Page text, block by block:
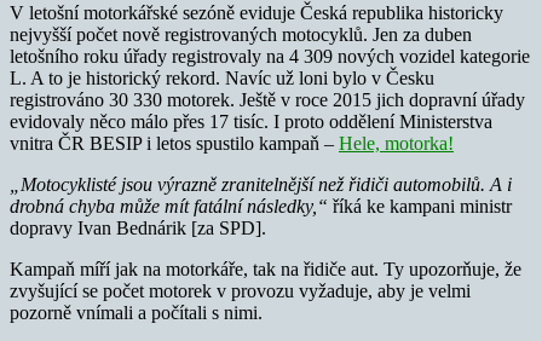
V letošní motorkářské sezóně eviduje Česká republika historicky
nejvyšší počet nově registrovaných motocyklů. Jen za duben
letošního roku úřady registrovaly na 4 309 nových vozidel kategorie
L. A to je historický rekord. Navíc už loni bylo v Česku
registrováno 30 330 motorek. Ještě v roce 2015 jich dopravní úřady
evidovaly něco málo přes 17 tisíc. I proto oddělení Ministerstva
vnitra ČR BESIP i letos spustilo kampaň – Hele, motorka!
„Motocyklisté jsou výrazně zranitelnější než řidiči automobilů. A i
drobná chyba může mít fatální následky,“ říká ke kampani ministr
dopravy Ivan Bednárik [za SPD].
Kampaň míří jak na motorkáře, tak na řidiče aut. Ty upozorňuje, že
zvyšující se počet motorek v provozu vyžaduje, aby je velmi
pozorně vnímali a počítali s nimi.